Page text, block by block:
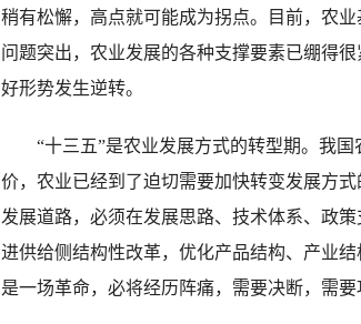
稍有松懈，高点就可能成为拐点。目前，农
问题突出，农业发展的各种支撑要素已绷得
好形势发生逆转。
“十三五”是农业发展方式的转型期。我国
价，农业已经到了迫切需要加快转变发展方
发展道路，必须在发展思路、技术体系、政
进供给侧结构性改革，优化产品结构、产业
是一场革命，必将经历阵痛，需要决断，需要